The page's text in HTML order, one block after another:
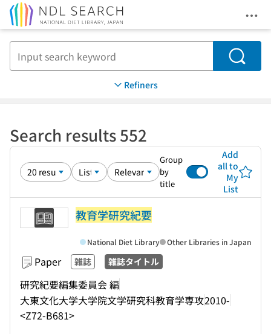
Search
Refiners
Search results 552
Group
by
title
Add
all to
My
List
教育学研究紀要
Paper 雑誌 雑誌タイトル
研究紀要編集委員会 編
大東文化大学大学院文学研究科教育学専攻2010-
<Z72-B681>
National Diet Library Other Libraries in Japan